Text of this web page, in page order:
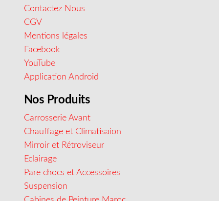
Contactez Nous
CGV
Mentions légales
Facebook
YouTube
Application Android
Nos Produits
Carrosserie Avant
Chauffage et Climatisaion
Mirroir et Rétroviseur
Eclairage
Pare chocs et Accessoires
Suspension